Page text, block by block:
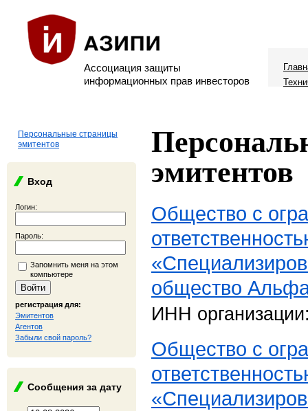
Ассоциация защиты
информационных прав инвесторов
Персональные страницы
эмитентов
Вход
Логин:
Пароль:
Запомнить меня на этом
компьютере
регистрация для:
Эмитентов
Агентов
Забыли свой пароль?
Сообщения за дату
эмитентов
Общество с
общество
ИНН
Общество с